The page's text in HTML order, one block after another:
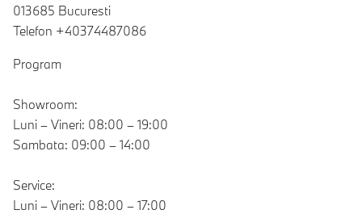
013685 Bucuresti
Telefon +40374487086
Program
Showroom:
Luni – Vineri: 08:00 – 19:00
Sambata: 09:00 – 14:00
Service:
Luni – Vineri: 08:00 – 17:00